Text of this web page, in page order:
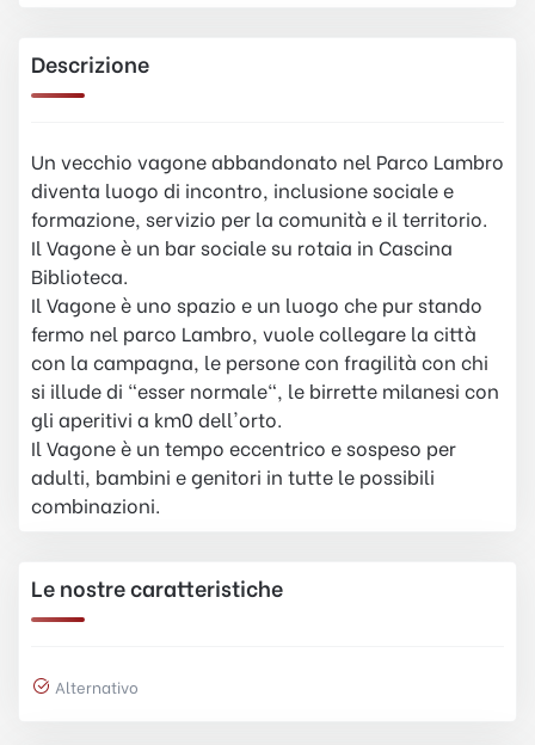
Descrizione
Un vecchio vagone abbandonato nel Parco Lambro
diventa luogo di incontro, inclusione sociale e
formazione, servizio per la comunità e il territorio.
Il Vagone è un bar sociale su rotaia in Cascina
Biblioteca.
Il Vagone è uno spazio e un luogo che pur stando
fermo nel parco Lambro, vuole collegare la città
con la campagna, le persone con fragilità con chi
si illude di "esser normale", le birrette milanesi con
gli aperitivi a km0 dell'orto.
Il Vagone è un tempo eccentrico e sospeso per
adulti, bambini e genitori in tutte le possibili
combinazioni.
Le nostre caratteristiche
Alternativo